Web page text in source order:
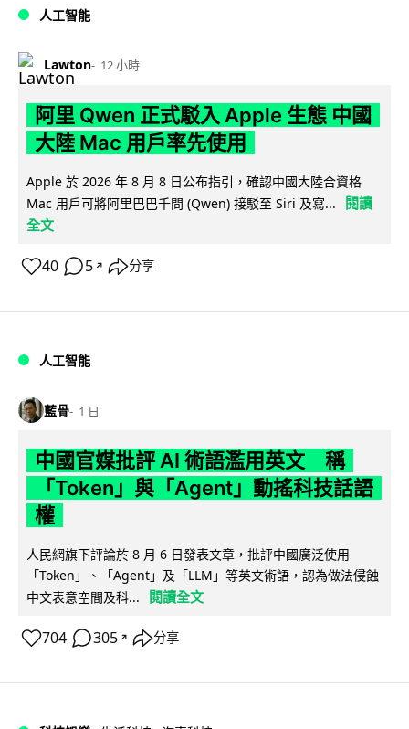
人工智能
Lawton 12 小時
阿里 Qwen 正式駁入 Apple 生態 中國
大陸 Mac 用戶率先使用
Apple 於 2026 年 8 月 8 日公布指引，確認中國大陸合資格
Mac 用戶可將阿里巴巴千問 (Qwen) 接駁至 Siri 及寫...
閱讀
全文
40 5 ↗ 分享
人工智能
藍骨 1 日
中國官媒批評 AI 術語濫用英文 稱
「Token」與「Agent」動搖科技話語
權
人民網旗下評論於 8 月 6 日發表文章，批評中國廣泛使用
「Token」、「Agent」及「LLM」等英文術語，認為做法侵蝕
中文表意空間及科...
閱讀全文
704 305 ↗ 分享